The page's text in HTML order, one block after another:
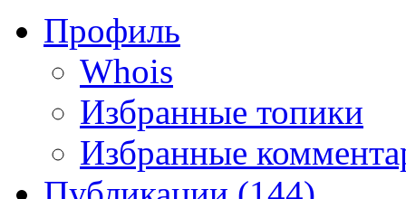
Профиль
Whois
Избранные топики
Избранные